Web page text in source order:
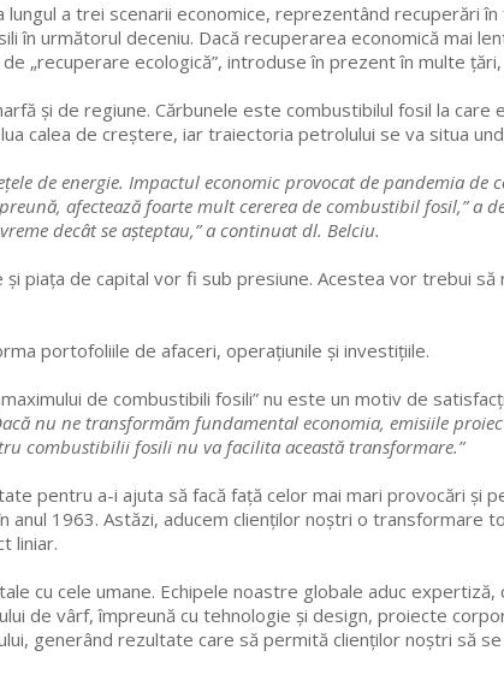
a trei scenarii economice, reprezentând recuperări
în următorul deceniu. Dacă recuperarea economică mai
„recuperare ecologică”, introduse în prezent în multe
și de regiune. Cărbunele este combustibilul fosil la
calea de creștere, iar traiectoria petrolului se va situa
de energie. Impactul economic provocat de pandemia
afectează foarte mult cererea de combustibil fosil,” a
decât se așteptau,” a continuat dl. Belciu.
piața de capital vor fi sub presiune. Acestea vor trebui
portofoliile de afaceri, operațiunile și investițiile.
de combustibili fosili” nu este un motiv de
nu ne transformăm fundamental economia, emisiile
combustibilii fosili nu va facilita această transformare.”
pentru a-i ajuta să facă față celor mai mari provocări și
1963. Astăzi, aducem clienților noștri o transformare
liniar.
cu cele umane. Echipele noastre globale aduc
de vârf, împreună cu tehnologie și design, proiecte
generând rezultate care să permită clienților noștri să